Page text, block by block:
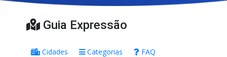
Guia Expressão
Cidades Categorias FAQ